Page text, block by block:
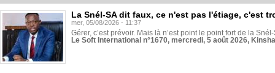
La Snél-SA dit faux, ce n'est pas l'étiage, c'est
mer, 05/08/2026 - 11:37
Gérer, c’est prévoir. Mais là n’est point le point fort de la
Le Soft International n°1670, mercredi, 5 août 2026,